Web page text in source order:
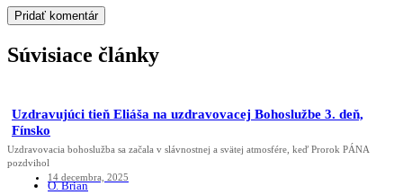
Súvisiace články
Uzdravujúci tieň Eliáša na uzdravovacej Bohoslužbe 3. deň,
Fínsko
Uzdravovacia bohoslužba sa začala v slávnostnej a svätej atmosfére, keď Prorok PÁNA
pozdvihol
14 decembra, 2025
O. Brian